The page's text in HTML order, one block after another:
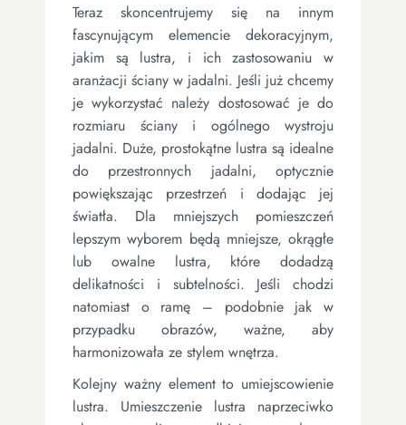
Teraz skoncentrujemy się na innym
fascynującym elemencie dekoracyjnym,
jakim są lustra, i ich zastosowaniu w
aranżacji ściany w jadalni. Jeśli już chcemy
je wykorzystać należy dostosować je do
rozmiaru ściany i ogólnego wystroju
jadalni. Duże, prostokątne lustra są idealne
do przestronnych jadalni, optycznie
powiększając przestrzeń i dodając jej
światła. Dla mniejszych pomieszczeń
lepszym wyborem będą mniejsze, okrągłe
lub owalne lustra, które dodadzą
delikatności i subtelności. Jeśli chodzi
natomiast o ramę – podobnie jak w
przypadku obrazów, ważne, aby
harmonizowała ze stylem wnętrza.
Kolejny ważny element to umiejscowienie
lustra. Umieszczenie lustra naprzeciwko